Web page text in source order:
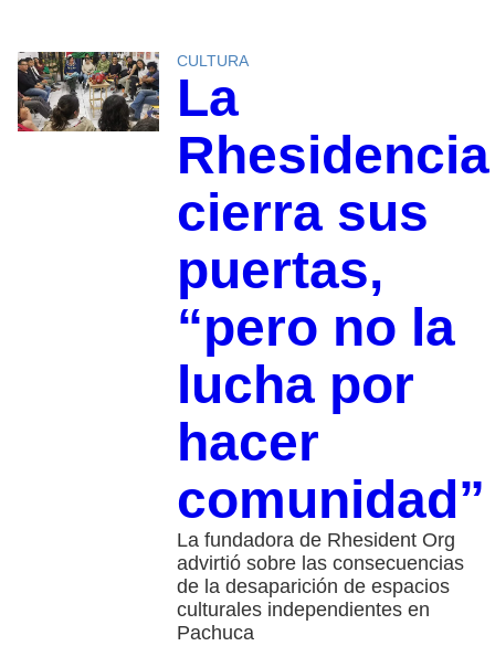
CULTURA
La
Rhesidencia
cierra sus
puertas,
“pero no la
lucha por
hacer
comunidad”
La fundadora de Rhesident Org
advirtió sobre las consecuencias
de la desaparición de espacios
culturales independientes en
Pachuca